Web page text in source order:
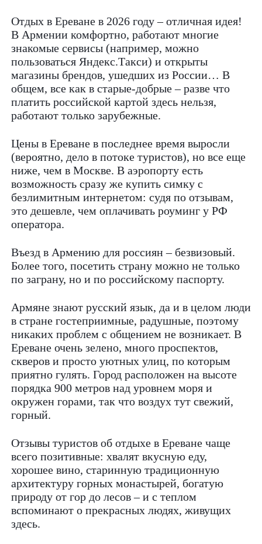
Отдых в Ереване в 2026 году – отличная идея!
В Армении комфортно, работают многие
знакомые сервисы (например, можно
пользоваться Яндекс.Такси) и открыты
магазины брендов, ушедших из России… В
общем, все как в старые-добрые – разве что
платить российской картой здесь нельзя,
работают только зарубежные.
Цены в Ереване в последнее время выросли
(вероятно, дело в потоке туристов), но все еще
ниже, чем в Москве. В аэропорту есть
возможность сразу же купить симку с
безлимитным интернетом: судя по отзывам,
это дешевле, чем оплачивать роуминг у РФ
оператора.
Въезд в Армению для россиян – безвизовый.
Более того, посетить страну можно не только
по заграну, но и по российскому паспорту.
Армяне знают русский язык, да и в целом люди
в стране гостеприимные, радушные, поэтому
никаких проблем с общением не возникает. В
Ереване очень зелено, много проспектов,
скверов и просто уютных улиц, по которым
приятно гулять. Город расположен на высоте
порядка 900 метров над уровнем моря и
окружен горами, так что воздух тут свежий,
горный.
Отзывы туристов об отдыхе в Ереване чаще
всего позитивные: хвалят вкусную еду,
хорошее вино, старинную традиционную
архитектуру горных монастырей, богатую
природу от гор до лесов – и с теплом
вспоминают о прекрасных людях, живущих
здесь.